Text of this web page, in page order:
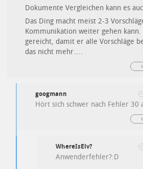
Dokumente Vergleichen kann es
Das Ding macht meist 2-3
Kommunikation weiter gehen kann.
gereicht, damit er alle Vorschläge
das nicht mehr….
googmann
Hört sich schwer nach Fehler 30
WhereIsElv?
Anwenderfehler?:D